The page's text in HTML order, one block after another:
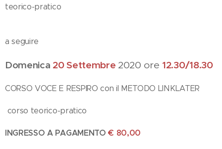
teorico-pratico
a seguire
Domenica 20 Settembre 2020 ore 12.30/18.30
CORSO VOCE E RESPIRO con il METODO LINKLATER
corso teorico-pratico
INGRESSO A PAGAMENTO€ 80,00